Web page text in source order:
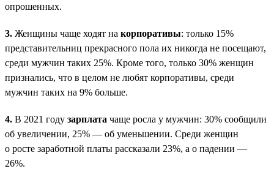
опрошенных.
3. Женщины чаще ходят на корпоративы: только 15%
представительниц прекрасного пола их никогда не посещают,
среди мужчин таких 25%. Кроме того, только 30% женщин
признались, что в целом не любят корпоративы, среди
мужчин таких на 9% больше.
4. В 2021 году зарплата чаще росла у мужчин: 30% сообщили
об увеличении, 25% — об уменьшении. Среди женщин
о росте заработной платы рассказали 23%, а о падении —
26%.